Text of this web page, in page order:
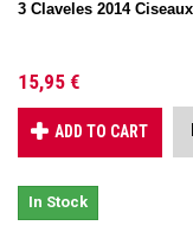
3 Claveles 2014
15,95 €
ADD TO CART
In Stock